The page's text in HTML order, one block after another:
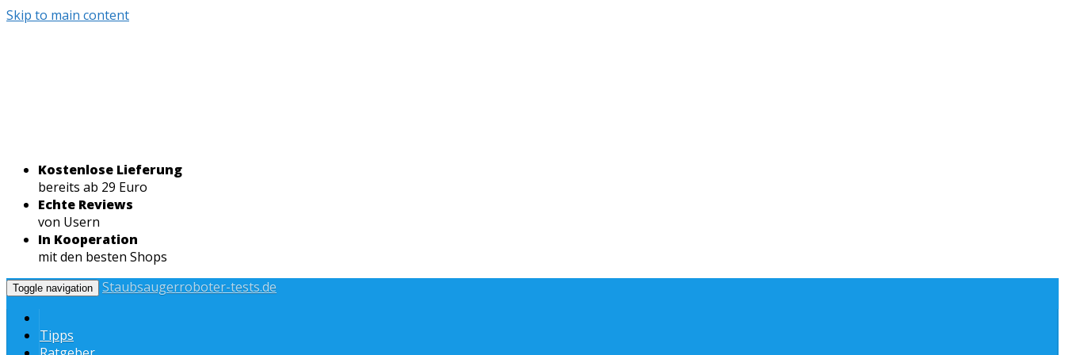
Skip to main content
Kostenlose Lieferung
bereits ab 29 Euro
Echte Reviews
von Usern
In Kooperation
mit den besten Shops
Toggle navigation Staubsaugerroboter-tests.de
Tipps